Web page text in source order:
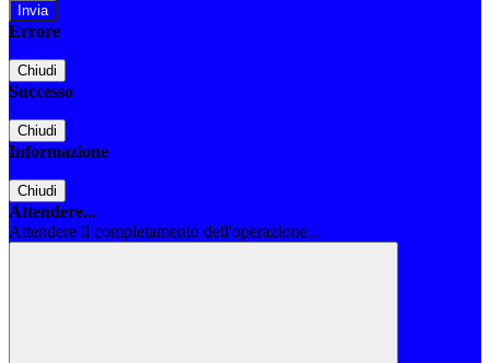
Errore
Chiudi
Successo
Chiudi
Informazione
Chiudi
Attendere...
Attendere il completamento dell'operazione...